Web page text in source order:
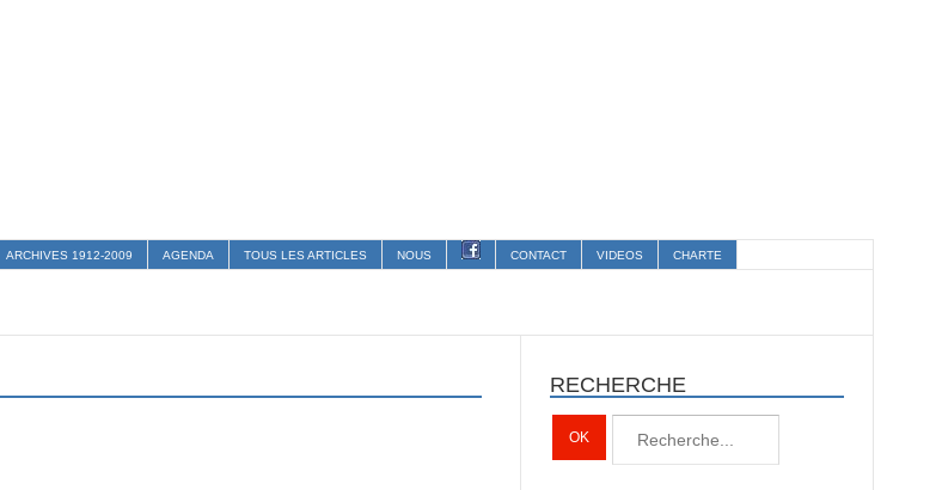
ARCHIVES 1912-2009 AGENDA TOUS LES ARTICLES NOUS CONTACT VIDEOS CHARTE
RECHERCHE